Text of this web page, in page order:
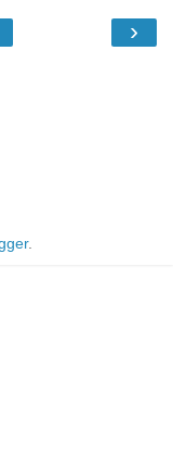
›
.